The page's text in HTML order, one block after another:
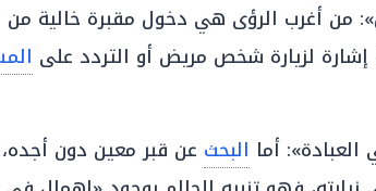
من أغرب الرؤى هي دخول مقبرة خالية من
إشارة لزيارة شخص مريض أو التردد على
أما البحث عن قبر معين دون